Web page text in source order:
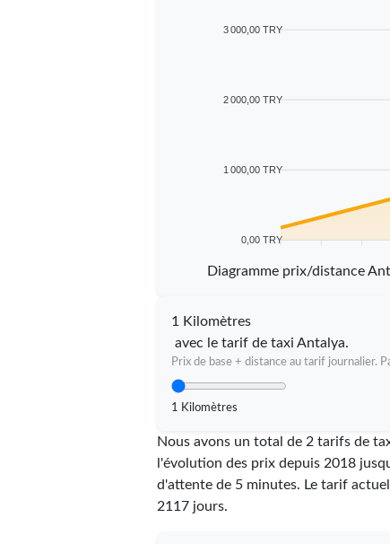
3 000,00 TRY
2 000,00 TRY
1 000,00 TRY
0,00 TRY
Diagramme prix/distance
1 Kilomètres
avec le tarif de taxi Antalya.
Prix de base + distance au tarif journalier.
1 Kilomètres
Nous avons un total de 2 tarifs de
l'évolution des prix depuis 2018
d'attente de 5 minutes. Le tarif
2117jours.